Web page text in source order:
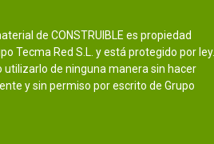
de CONSTRUIBLE es propiedad
Tecma Red S.L. y está protegido por ley.
utilizarlo de ninguna manera sin hacer
y sin permiso por escrito de Grupo